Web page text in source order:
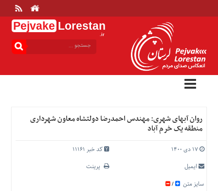
Pejvake Lorestan
.ir
بالا
خانه
ارتباط
درباره
منوی
روان آبهای شهری: مهندس احمدرضا دولتشاه معاون شهرداری
منطقه یک خرم آباد
۱۷ دی ۱۴۰۰
کد خبر 11161
ایمیل
پرینت
سایز متن
/